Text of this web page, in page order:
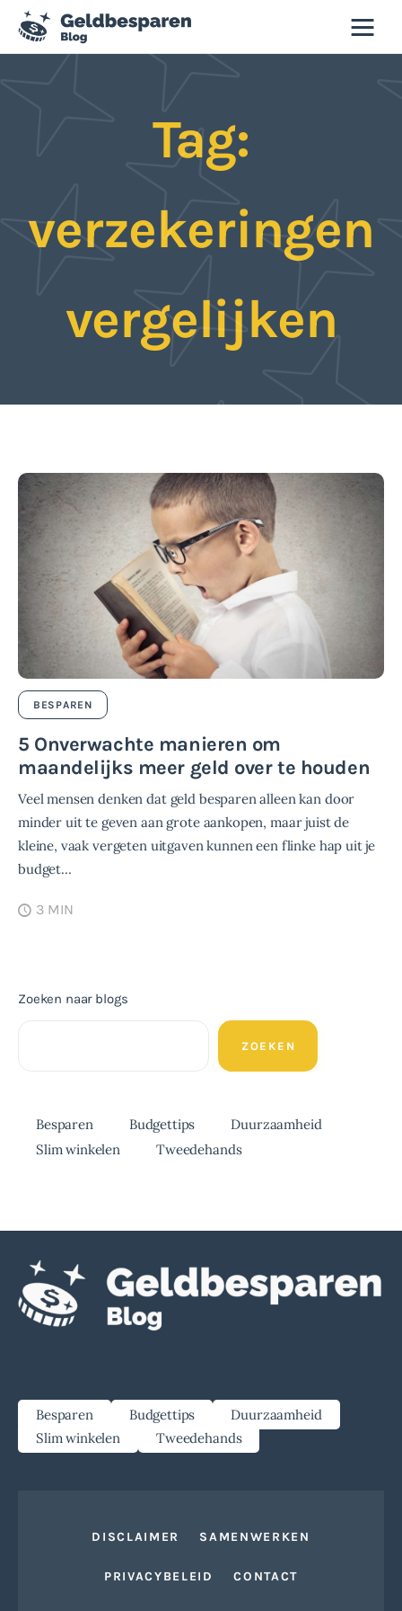
Tag:
verzekeringen
vergelijken
Geld besparen blog
Duurzaamheid
Tweedehands
BESPAREN
5 Onverwachte manieren om
maandelijks meer geld over te houden
Veel mensen denken dat geld besparen alleen kan door
minder uit te geven aan grote aankopen, maar juist de
kleine, vaak vergeten uitgaven kunnen een flinke hap uit je
budget…
3 MIN
Zoeken naar blogs
ZOEKEN
Besparen Budgettips
Duurzaamheid
Slim winkelen
Tweedehands
Besparen Budgettips
Duurzaamheid
Slim winkelen
Tweedehands
DISCLAIMER SAMENWERKEN
PRIVACYBELEID CONTACT